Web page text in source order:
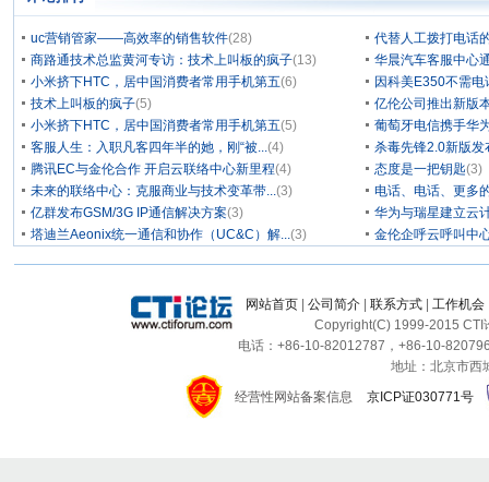
uc营销管家——高效率的销售软件(28)
代替人工拨打电话
商路通技术总监黄河专访：技术上叫板的疯子(13)
华晨汽车客服中心
小米挤下HTC，居中国消费者常用手机第五(6)
因科美E350不需
技术上叫板的疯子(5)
亿伦公司推出新版
小米挤下HTC，居中国消费者常用手机第五(5)
葡萄牙电信携手华
客服人生：入职凡客四年半的她，刚“被...(4)
杀毒先锋2.0新版发
腾讯EC与金伦合作 开启云联络中心新里程(4) 态度是一把钥匙(3)
未来的联络中心：克服商业与技术变革带...(3)
电话、电话、更多
亿群发布GSM/3G IP通信解决方案(3)
华为与瑞星建立云
塔迪兰Aeonix统一通信和协作（UC&C）解...(3) 金伦企呼云呼叫中
网站首页 公司简介 联系方式 工作机会
Copyright(C) 1999-2015 CTI
电话：+86-10-82012787，+86-10-
地址：北京市西
经营性网站备案信息
京ICP证030771号